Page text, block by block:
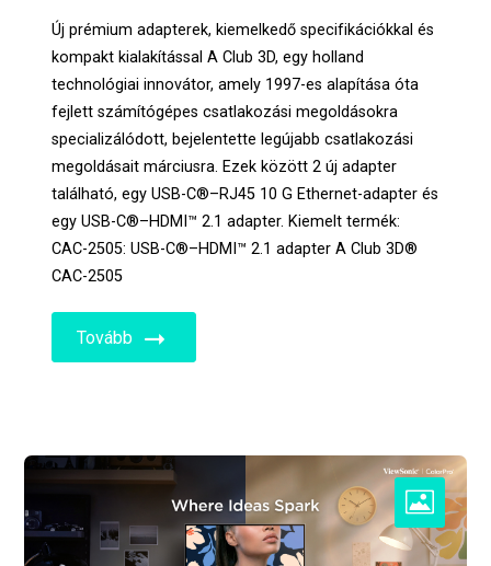
Új prémium adapterek, kiemelkedő specifikációkkal és
kompakt kialakítással A Club 3D, egy holland
technológiai innovátor, amely 1997-es alapítása óta
fejlett számítógépes csatlakozási megoldásokra
specializálódott, bejelentette legújabb csatlakozási
megoldásait márciusra. Ezek között 2 új adapter
található, egy USB-C®–RJ45 10 G Ethernet-adapter és
egy USB-C®–HDMI™ 2.1 adapter. Kiemelt termék:
CAC-2505: USB-C®–HDMI™ 2.1 adapter A Club 3D®
CAC-2505
Tovább